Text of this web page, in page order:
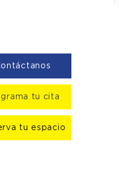
tu cita
tu espacio